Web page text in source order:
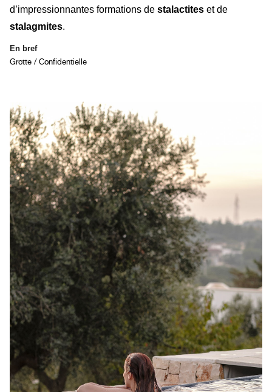
d’impressionnantes formations de stalactites et de
stalagmites.
En bref
Grotte / Confidentielle